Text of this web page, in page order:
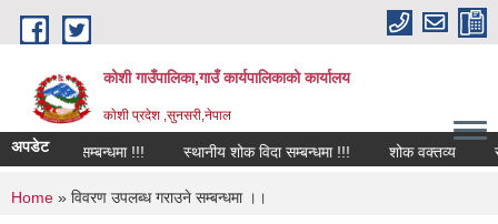
Skip to main content
कोशी गाउँपालिका,गाउँ कार्यपालिकाको कार्यालय
काेशी प्रदेश ,सुनसरी,नेपाल
अपडेट
शोक विदा सम्बन्धमा !!! स्थानीय शोक विदा सम्बन्धमा !!! शोक वक्तव्य
You are here
Home » विवरण उपलब्ध गराउने सम्बन्धमा ।।